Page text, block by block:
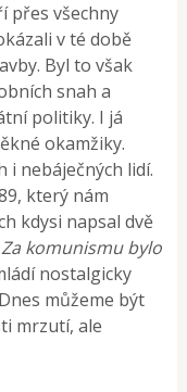
přes všechny
v té době
Byl to však
snah a
politiky. I já
okamžiky.
i nebáječných lidí.
který nám
kdysi napsal dvě
komunismu bylo
nostalgicky
můžeme být
mrzutí, ale